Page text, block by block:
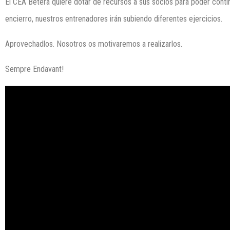
encierro, nuestros entrenadores irán subiendo diferentes ejercicios.
Aprovechadlos. Nosotros os motivaremos a realizarlos.
Sempre Endavant!